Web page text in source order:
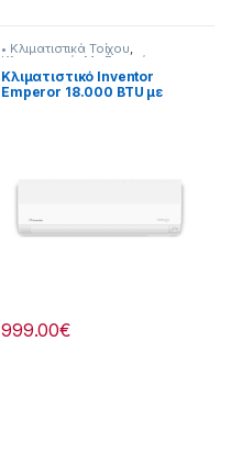
• Κλιματιστικά Τοίχου,
Κλιματιστικά Με Εγκατάσταση
Κλιματιστικό Inventor
Emperor 18.000 BTU με
999.00€